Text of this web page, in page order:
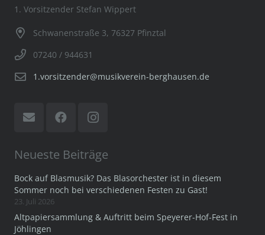
1. Vorsitzender Stefan Wippert
Schwanenstraße 3, 76327 Pfinztal
07240 / 944631
1.vorsitzender@musikverein-berghausen.de
Neueste Beiträge
Bock auf Blasmusik? Das Blasorchester ist in diesem
Sommer noch bei verschiedenen Festen zu Gast!
23. Juli 2026
Altpapiersammlung & Auftritt beim Speyerer-Hof-Fest in
Jöhlingen